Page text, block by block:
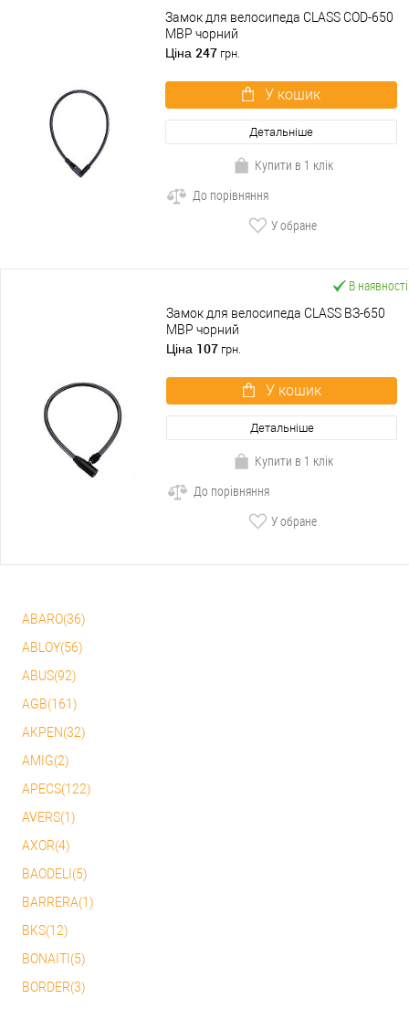
Замок для велосипеда CLASS COD-650
MBP чорний
Ціна 247 грн.
У кошик
Детальніше
Купити в 1 клік
До порівняння
У обране
В наявності
Замок для велосипеда CLASS ВЗ-650
MBP чорний
Ціна 107 грн.
У кошик
Детальніше
Купити в 1 клік
До порівняння
У обране
ABARO(36)
ABLOY(56)
ABUS(92)
AGB(161)
AKPEN(32)
AMIG(2)
APECS(122)
AVERS(1)
AXOR(4)
BAODELI(5)
BARRERA(1)
BKS(12)
BONAITI(5)
BORDER(3)